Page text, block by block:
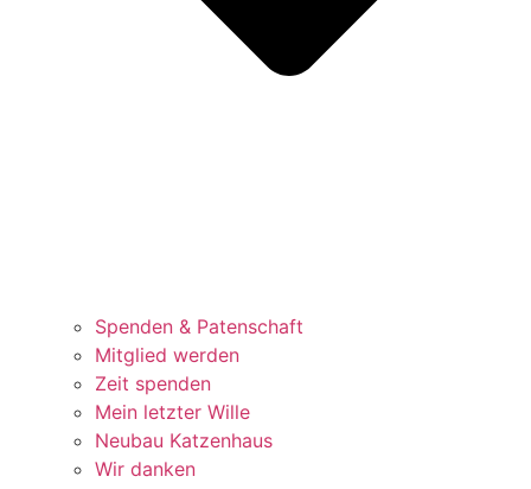
Spenden & Patenschaft
Mitglied werden
Zeit spenden
Mein letzter Wille
Neubau Katzenhaus
Wir danken